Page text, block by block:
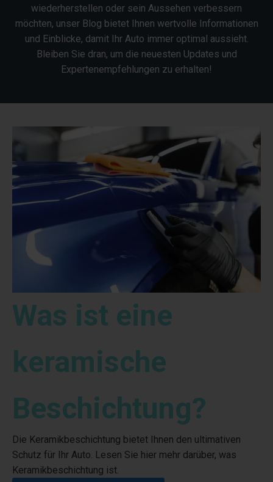
wiederherstellen oder sein Aussehen verbessern
möchten, unser Blog bietet Ihnen wertvolle Informationen
und Einblicke, damit Ihr Auto immer optimal aussieht.
Bleiben Sie dran, um die neuesten Updates und
Expertenempfehlungen zu erhalten!
Was ist eine
keramische
Beschichtung?
Die Keramikbeschichtung bietet Ihnen den ultimativen
Schutz für Ihr Auto. Lesen Sie hier mehr darüber, was
Keramikbeschichtung ist.